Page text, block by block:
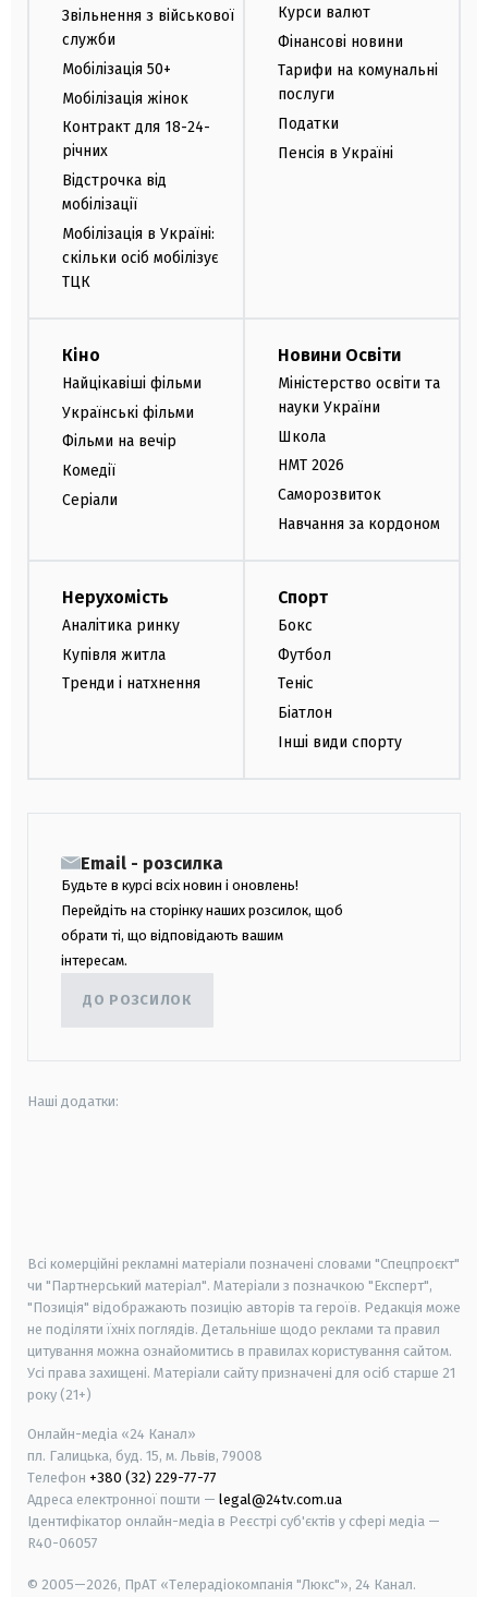
Звільнення з військової
служби
Мобілізація 50+
Мобілізація жінок
Контракт для 18-24-
річних
Відстрочка від
мобілізації
Мобілізація в Україні:
скільки осіб мобілізує
ТЦК
Курси валют
Фінансові новини
Тарифи на комунальні
послуги
Податки
Пенсія в Україні
Кіно
Найцікавіші фільми
Українські фільми
Фільми на вечір
Комедії
Серіали
Новини Освіти
Міністерство освіти та
науки України
Школа
НМТ 2026
Саморозвиток
Навчання за кордоном
Нерухомість
Аналітика ринку
Купівля житла
Тренди і натхнення
Спорт
Бокс
Футбол
Теніс
Біатлон
Інші види спорту
Email - розсилка
Будьте в курсі всіх новин і оновлень!
Перейдіть на сторінку наших розсилок, щоб
обрати ті, що відповідають вашим
інтересам.
ДО РОЗСИЛОК
Наші додатки:
Всі комерційні рекламні матеріали позначені словами "Спецпроєкт"
чи "Партнерський матеріал". Матеріали з позначкою "Експерт",
"Позиція" відображають позицію авторів та героїв. Редакція може
не поділяти їхніх поглядів. Детальніше щодо реклами та правил
цитування можна ознайомитись в правилах користування сайтом.
Усі права захищені. Матеріали сайту призначені для осіб старше 21
року (21+)
Онлайн-медіа «24 Канал»
пл. Галицька, буд. 15, м. Львів, 79008
Телефон +380 (32) 229-77-77
Адреса електронної пошти — legal@24tv.com.ua
Ідентифікатор онлайн-медіа в Реєстрі суб'єктів у сфері медіа —
R40-06057
© 2005—2026, ПрАТ «Телерадіокомпанія "Люкс"», 24 Канал.